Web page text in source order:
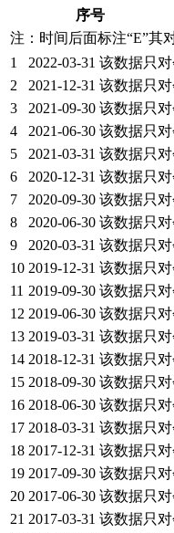
序号
注：时间后面标注“E”其
1
2022-03-31 该数据只
2
2021-12-31 该数据只
3
2021-09-30 该数据只
4
2021-06-30 该数据只
5
2021-03-31 该数据只
6
2020-12-31 该数据只
7
2020-09-30 该数据只
8
2020-06-30 该数据只
9
2020-03-31 该数据只
10 2019-12-31 该数据只
11 2019-09-30 该数据只
12 2019-06-30 该数据只
13 2019-03-31 该数据只
14 2018-12-31 该数据只
15 2018-09-30 该数据只
16 2018-06-30 该数据只
17 2018-03-31 该数据只
18 2017-12-31 该数据只
19 2017-09-30 该数据只
20 2017-06-30 该数据只
21 2017-03-31 该数据只